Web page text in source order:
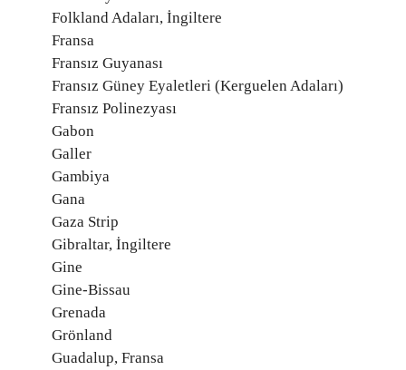
Folkland Adaları, İngiltere
Fransa
Fransız Guyanası
Fransız Güney Eyaletleri (Kerguelen Adaları)
Fransız Polinezyası
Gabon
Galler
Gambiya
Gana
Gaza Strip
Gibraltar, İngiltere
Gine
Gine-Bissau
Grenada
Grönland
Guadalup, Fransa